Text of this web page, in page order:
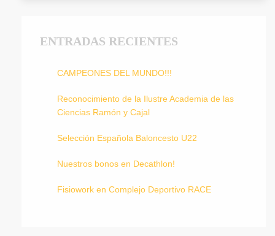
ENTRADAS RECIENTES
CAMPEONES DEL MUNDO!!!
Reconocimiento de la Ilustre Academia de las
Ciencias Ramón y Cajal
Selección Española Baloncesto U22
Nuestros bonos en Decathlon!
Fisiowork en Complejo Deportivo RACE